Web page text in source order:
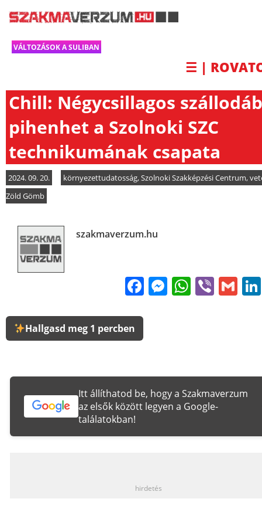
VÁLTOZÁSOK A SULIBAN
☰ |
Chill: Négycsillagos
pihenhet a Szolnoki SZC
technikumának csapata
2024. 09. 20. környezettudatosság,Szolnoki Szakképzési Centrum,
Zöld Gömb
szakmaverzum.hu
FacebookViber
Hallgasd meg 1 percben
Itt állíthatod be, hogy a Szakmaverzum
az elsők között legyen a Google-
találatokban!
hirdetés